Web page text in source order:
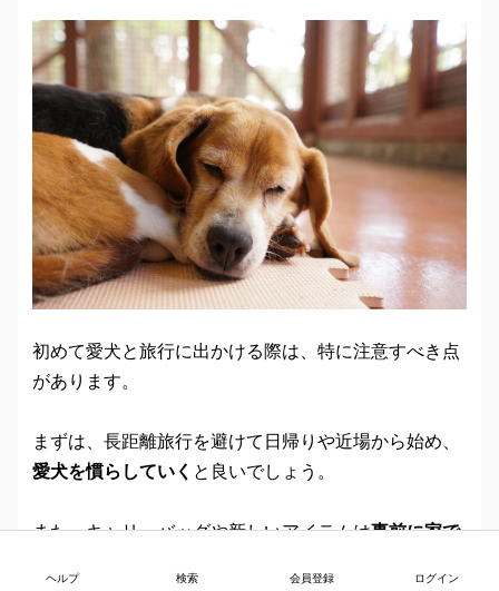
ヘルプ 検索 会員登録 ログイン
初めて愛犬と旅行に出かける際は、特に注意すべき点
があります。
まずは、長距離旅行を避けて日帰りや近場から始め、
愛犬を慣らしていく と良いでしょう。
また、キャリーバッグや新しいアイテムは事前に家で